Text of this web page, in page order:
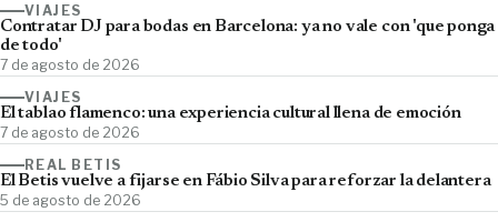
VIAJES
Contratar DJ para bodas en Barcelona: ya no vale con 'que ponga
de todo'
7 de agosto de 2026
VIAJES
El tablao flamenco: una experiencia cultural llena de emoción
7 de agosto de 2026
REAL BETIS
El Betis vuelve a fijarse en Fábio Silva para reforzar la delantera
5 de agosto de 2026